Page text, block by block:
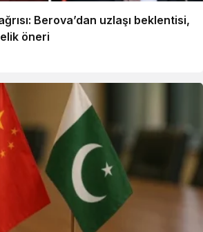
Berova’dan uzlaşı beklentisi,
öneri